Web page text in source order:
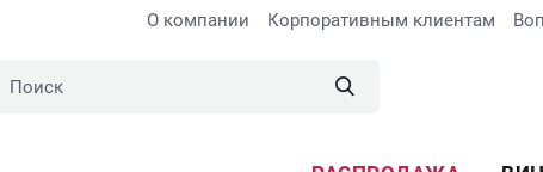
О компании Корпоративным клиентам